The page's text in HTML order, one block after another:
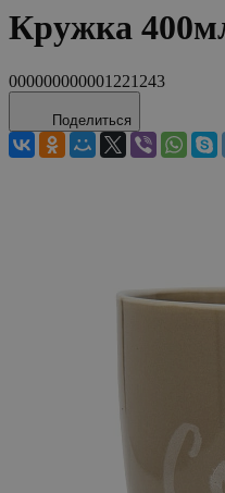
Кружка
000000000001221243
Поделиться